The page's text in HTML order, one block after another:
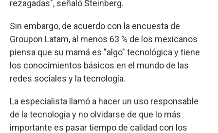
rezagadas", señaló Steinberg.
Sin embargo, de acuerdo con la encuesta de
Groupon Latam, al menos 63 % de los mexicanos
piensa que su mamá es "algo" tecnológica y tiene
los conocimientos básicos en el mundo de las
redes sociales y la tecnología.
La especialista llamó a hacer un uso responsable
de la tecnología y no olvidarse de que lo más
importante es pasar tiempo de calidad con los